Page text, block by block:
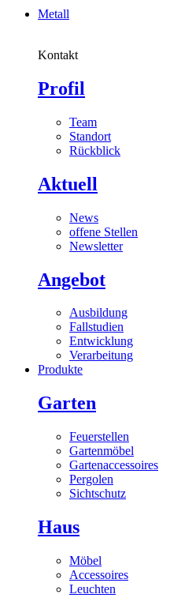
Metall
Kontakt
Profil
Team
Standort
Rückblick
Aktuell
News
offene Stellen
Newsletter
Angebot
Ausbildung
Fallstudien
Entwicklung
Verarbeitung
Produkte
Garten
Feuerstellen
Gartenmöbel
Gartenaccessoires
Pergolen
Sichtschutz
Haus
Möbel
Accessoires
Leuchten